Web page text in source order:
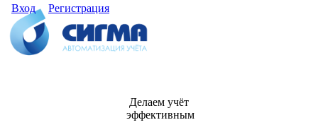
Вход Регистрация
Делаем учёт
эффективным